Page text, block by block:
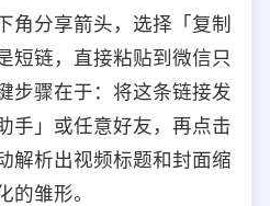
角分享箭头，选择「复制
短链，直接粘贴到微信只
步骤在于：将这条链接发
手」或任意好友，再点击
解析出视频标题和封面缩
雏形。